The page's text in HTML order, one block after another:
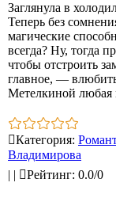
Заглянула в
Теперь без
магические
всегда? Ну, тогда
чтобы отстроить
главное, —
Метелкиной любая
Категория:
Владимирова
| | Рейтинг: 0.0/0